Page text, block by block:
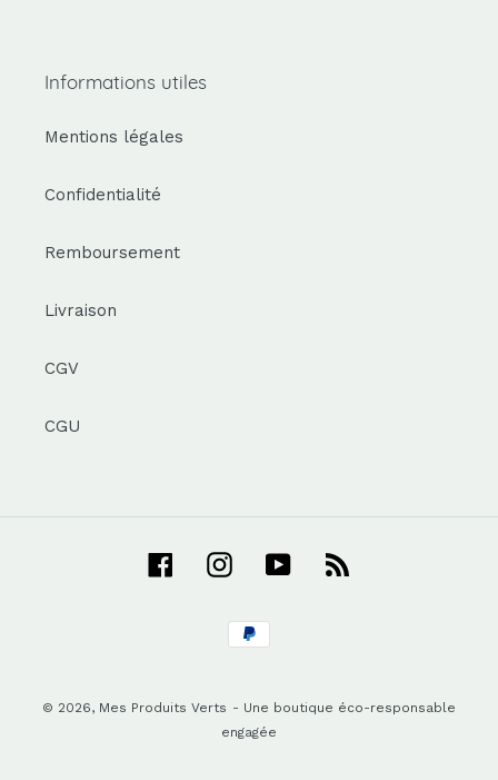
Informations utiles
Mentions légales
Confidentialité
Remboursement
Livraison
CGV
CGU
FacebookInstagramYouTube
Moyens
de
© 2026, Mes Produits Verts - Une boutique éco-responsable
engagée